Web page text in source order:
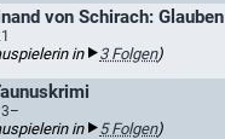
von Schirach: Glauben
in 3 Folgen)
in 5 Folgen)